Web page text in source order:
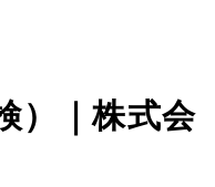
）｜株式会